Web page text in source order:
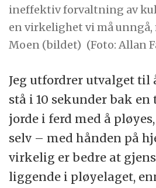
ineffektiv forvaltning av
en virkelighet vi må unngå,
Moen (bildet) (Foto: Allan
Jeg utfordrer utvalget til
stå i 10 sekunder bak
jorde i ferd med å
selv – med hånden på
virkelig er bedre at
liggende i pløyelaget,